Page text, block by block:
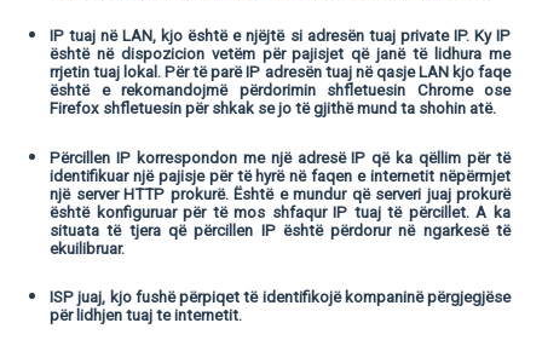
IP tuaj në LAN, kjo është e njëjtë si adresën tuaj private IP. Ky IP
është në dispozicion vetëm për pajisjet që janë të lidhura me
rrjetin tuaj lokal. Për të parë IP adresën tuaj në qasje LAN kjo faqe
është e rekomandojmë përdorimin shfletuesin Chrome ose
Firefox shfletuesin për shkak se jo të gjithë mund ta shohin atë.
Përcillen IP korrespondon me një adresë IP që ka qëllim për të
identifikuar një pajisje për të hyrë në faqen e internetit nëpërmjet
një server HTTP prokurë. Është e mundur që serveri juaj prokurë
është konfiguruar për të mos shfaqur IP tuaj të përcillet. A ka
situata të tjera që përcillen IP është përdorur në ngarkesë të
ekuilibruar.
ISP juaj, kjo fushë përpiqet të identifikojë kompaninë përgjegjëse
për lidhjen tuaj te internetit.